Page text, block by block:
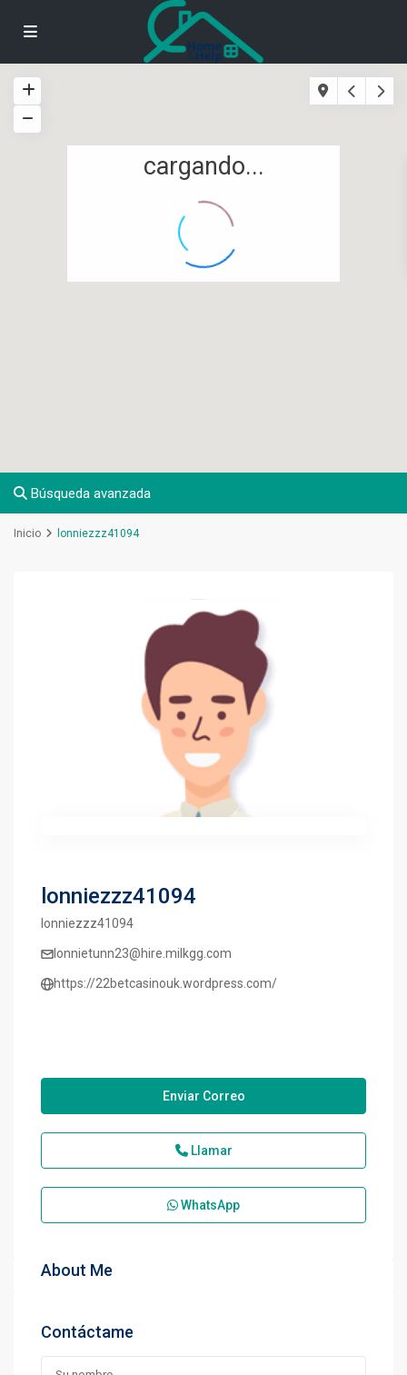
cargando...
Búsqueda avanzada
Inicio lonniezzz41094
lonniezzz41094
lonniezzz41094
lonnietunn23@hire.milkgg.com
https://22betcasinouk.wordpress.com/
Enviar Correo
Llamar
WhatsApp
About Me
Contáctame